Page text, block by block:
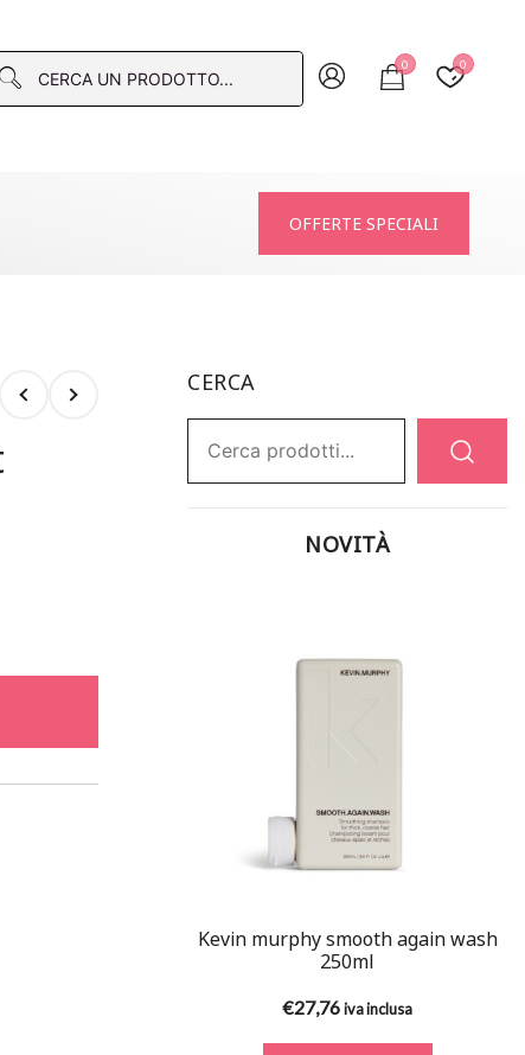
0 0
OFFERTE SPECIALI
CERCA
NOVITÀ
Kevin murphy smooth again wash
250ml
€27,76iva inclusa